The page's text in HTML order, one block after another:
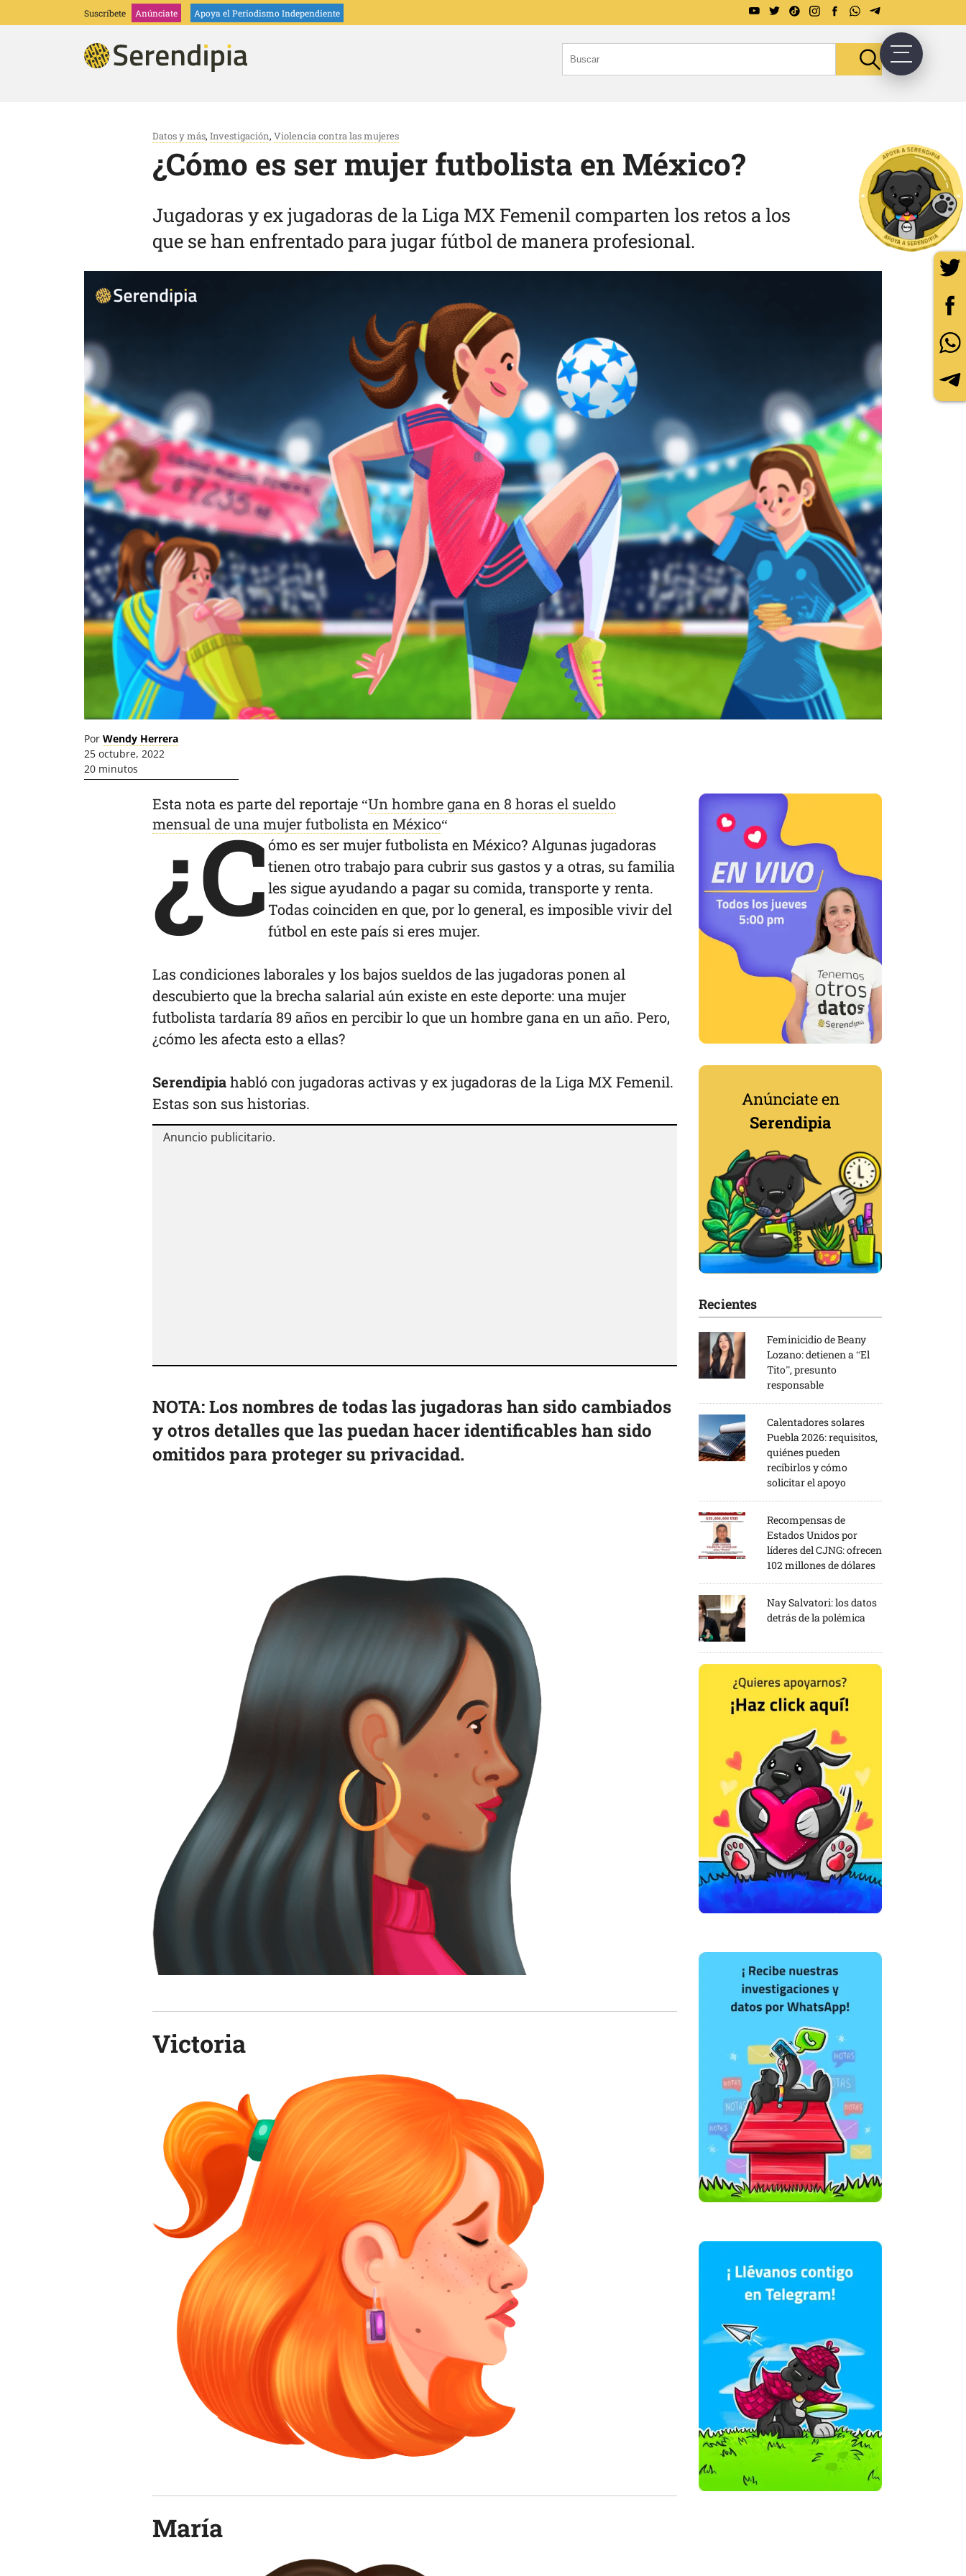
Suscríbete Anúnciate Apoya el Periodismo Independiente
Datos y más, Investigación, Violencia contra las mujeres
¿Cómo es ser mujer futbolista en México?
Jugadoras y ex jugadoras de la Liga MX Femenil comparten los retos a los
que se han enfrentado para jugar fútbol de manera profesional.
Por Wendy Herrera
25 octubre, 2022
20 minutos
Esta nota es parte del reportaje “Un hombre gana en 8 horas el sueldo
mensual de una mujer futbolista en México“
¿Cómo es ser mujer futbolista en México? Algunas jugadoras
tienen otro trabajo para cubrir sus gastos y a otras, su familia
les sigue ayudando a pagar su comida, transporte y renta.
Todas coinciden en que, por lo general, es imposible vivir del
fútbol en este país si eres mujer.
Las condiciones laborales y los bajos sueldos de las jugadoras ponen al
descubierto que la brecha salarial aún existe en este deporte: una mujer
futbolista tardaría 89 años en percibir lo que un hombre gana en un año. Pero,
¿cómo les afecta esto a ellas?
Serendipiahabló con jugadoras activas y ex jugadoras de la Liga MX Femenil.
Estas son sus historias.
NOTA: Los nombres de todas las jugadoras han sido cambiados
y otros detalles que las puedan hacer identificables han sido
omitidos para proteger su privacidad.
Victoria
María
Anúnciate en
Serendipia
Recientes
Feminicidio de Beany
Lozano: detienen a “El
Tito”, presunto
responsable
Calentadores solares
Puebla 2026: requisitos,
quiénes pueden
recibirlos y cómo
solicitar el apoyo
Recompensas de
Estados Unidos por
líderes del CJNG: ofrecen
102 millones de dólares
Nay Salvatori: los datos
detrás de la polémica